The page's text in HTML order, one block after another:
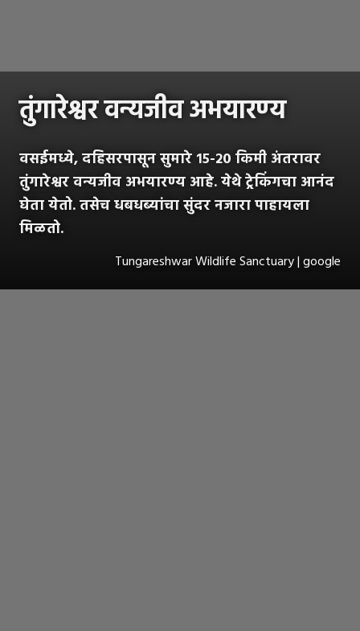
तुंगारेश्वर वन्यजीव अभयारण्य
वसईमध्ये, दहिसरपासून सुमारे १५-२० किमी अंतरावर
तुंगारेश्वर वन्यजीव अभयारण्य आहे. येथे ट्रेकिंगचा आनंद
घेता येतो. तसेच धबधब्यांचा सुंदर नजारा पाहायला
मिळतो.
Tungareshwar Wildlife Sanctuary | google